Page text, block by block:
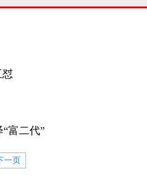
怼
富二代”
一页